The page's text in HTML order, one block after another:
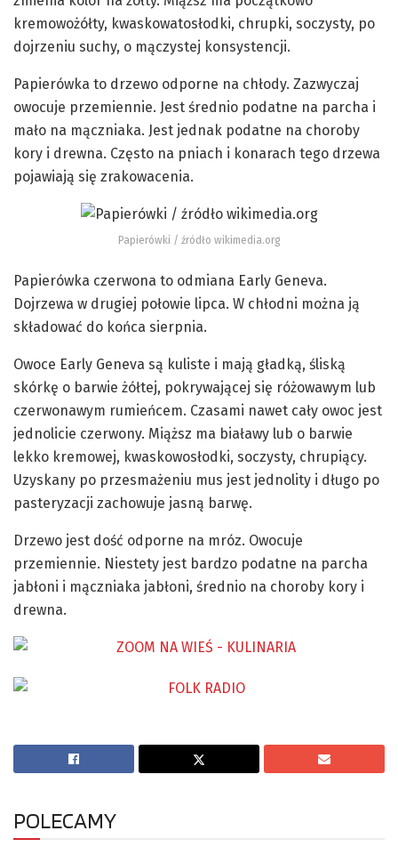
kremowożółty, kwaskowatosłodki, chrupki, soczysty, po
dojrzeniu suchy, o mączystej konsystencji.
Papierówka to drzewo odporne na chłody. Zazwyczaj
owocuje przemiennie. Jest średnio podatne na parcha i
mało na mączniaka. Jest jednak podatne na choroby
kory i drewna. Często na pniach i konarach tego drzewa
pojawiają się zrakowacenia.
Papierówki / źródło wikimedia.org
Papierówka czerwona to odmiana Early Geneva.
Dojrzewa w drugiej połowie lipca. W chłodni można ją
składować do końca sierpnia.
Owoce Early Geneva są kuliste i mają gładką, śliską
skórkę o barwie żółtej, pokrywającej się różowawym lub
czerwonawym rumieńcem. Czasami nawet cały owoc jest
jednolicie czerwony. Miąższ ma białawy lub o barwie
lekko kremowej, kwaskowosłodki, soczysty, chrupiący.
Uzyskany po przesmażeniu mus jest jednolity i długo po
pasteryzacji zachowuje jasną barwę.
Drzewo jest dość odporne na mróz. Owocuje
przemiennie. Niestety jest bardzo podatne na parcha
jabłoni i mączniaka jabłoni, średnio na choroby kory i
drewna.
POLECAMY